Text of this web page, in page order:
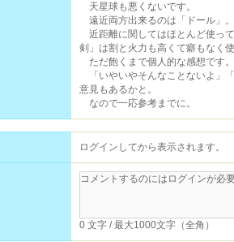
天星球も悪くないです。
遠近両方出来るのは「ドール」
近距離に関してはほとんど使っ
剣」は割と火力も高くて癖もなく使
ただ飽くまで個人的な感想です。
「いやいやそんなことないよ」
意見もあるかと。
なので一応参考までに。
ログインしてから表示されます。
0 文字 / 最大1000文字（全角）